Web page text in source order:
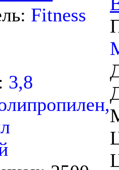
Fitness
3,8